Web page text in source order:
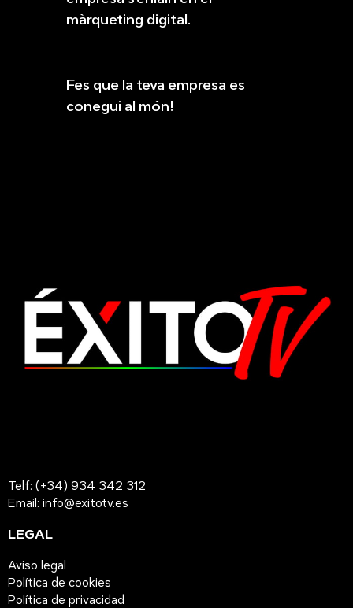
màrqueting digital.
Fes que la teva empresa es
conegui al món!
Telf: (+34) 934 342 312
Email: info@exitotv.es
LEGAL
Aviso legal
Política de cookies
Política de privacidad